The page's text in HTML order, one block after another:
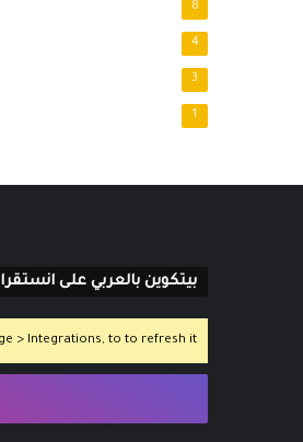
8
4
3
1
بيتكوين بالعربي على
> Integrations, to to refresh it.